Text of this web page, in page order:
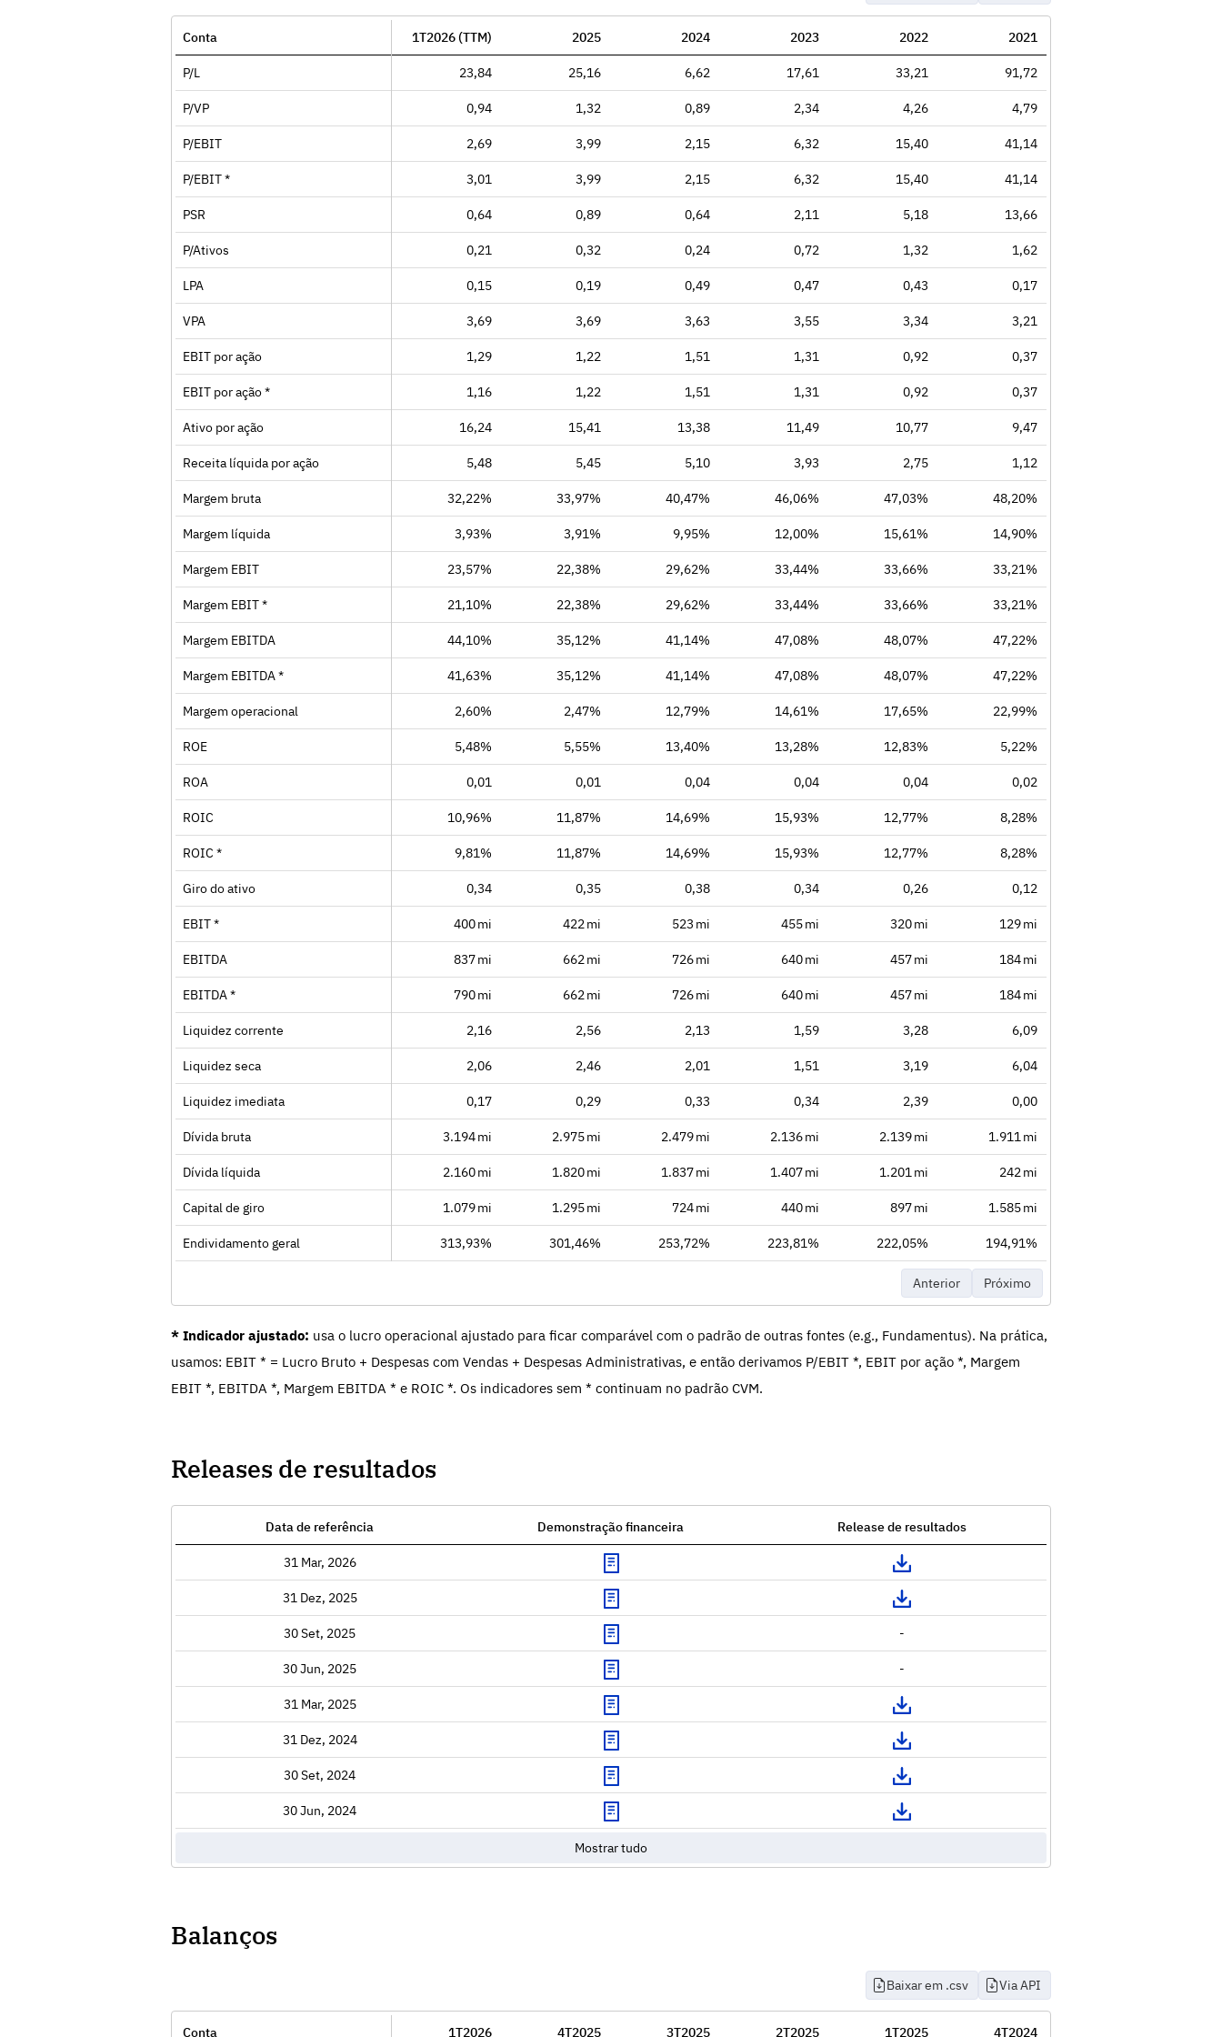
Conta 1T2026 (TTM) 2025 2024 2023 2022 2021
P/L 23,84 25,16 6,62 17,61 33,21 91,72
P/VP 0,94 1,32 0,89 2,34 4,26 4,79
P/EBIT 2,69 3,99 2,15 6,32 15,40 41,14
P/EBIT * 3,01 3,99 2,15 6,32 15,40 41,14
PSR 0,64 0,89 0,64 2,11 5,18 13,66
P/Ativos 0,21 0,32 0,24 0,72 1,32 1,62
LPA 0,15 0,19 0,49 0,47 0,43 0,17
VPA 3,69 3,69 3,63 3,55 3,34 3,21
EBIT por ação 1,29 1,22 1,51 1,31 0,92 0,37
EBIT por ação * 1,16 1,22 1,51 1,31 0,92 0,37
Ativo por ação 16,24 15,41 13,38 11,49 10,77 9,47
Receita líquida por ação 5,48 5,45 5,10 3,93 2,75 1,12
Margem bruta 32,22% 33,97% 40,47% 46,06% 47,03% 48,20%
Margem líquida 3,93% 3,91% 9,95% 12,00% 15,61% 14,90%
Margem EBIT 23,57% 22,38% 29,62% 33,44% 33,66% 33,21%
Margem EBIT * 21,10% 22,38% 29,62% 33,44% 33,66% 33,21%
Margem EBITDA 44,10% 35,12% 41,14% 47,08% 48,07% 47,22%
Margem EBITDA * 41,63% 35,12% 41,14% 47,08% 48,07% 47,22%
Margem operacional 2,60% 2,47% 12,79% 14,61% 17,65% 22,99%
ROE 5,48% 5,55% 13,40% 13,28% 12,83% 5,22%
ROA 0,01 0,01 0,04 0,04 0,04 0,02
ROIC 10,96% 11,87% 14,69% 15,93% 12,77% 8,28%
ROIC * 9,81% 11,87% 14,69% 15,93% 12,77% 8,28%
Giro do ativo 0,34 0,35 0,38 0,34 0,26 0,12
EBIT * 400 mi 422 mi 523 mi 455 mi 320 mi 129 mi
EBITDA 837 mi 662 mi 726 mi 640 mi 457 mi 184 mi
EBITDA * 790 mi 662 mi 726 mi 640 mi 457 mi 184 mi
Liquidez corrente 2,16 2,56 2,13 1,59 3,28 6,09
Liquidez seca 2,06 2,46 2,01 1,51 3,19 6,04
Liquidez imediata 0,17 0,29 0,33 0,34 2,39 0,00
Dívida bruta 3.194 mi 2.975 mi 2.479 mi 2.136 mi 2.139 mi 1.911 mi
Dívida líquida 2.160 mi 1.820 mi 1.837 mi 1.407 mi 1.201 mi 242 mi
Capital de giro 1.079 mi 1.295 mi 724 mi 440 mi 897 mi 1.585 mi
Endividamento geral 313,93% 301,46% 253,72% 223,81% 222,05% 194,91%
Anterior Próximo
* Indicador ajustado: usa o lucro operacional ajustado para ficar comparável com o padrão de outras fontes (e.g., Fundamentus). Na prática,
usamos: EBIT * = Lucro Bruto + Despesas com Vendas + Despesas Administrativas, e então derivamos P/EBIT *, EBIT por ação *, Margem
EBIT *, EBITDA *, Margem EBITDA * e ROIC *. Os indicadores sem * continuam no padrão CVM.
Releases de resultados
Data de referência Demonstração financeira Release de resultados
31 Mar, 2026
31 Dez, 2025
30 Set, 2025 -
30 Jun, 2025 -
31 Mar, 2025
31 Dez, 2024
30 Set, 2024
30 Jun, 2024
Mostrar tudo
Balanços
Baixar em .csv Via API
Conta 1T2026 4T2025 3T2025 2T2025 1T2025 4T2024